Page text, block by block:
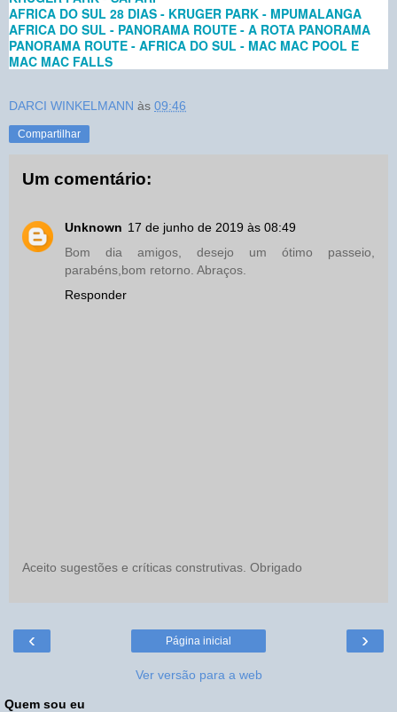
AFRICA DO SUL 28 DIAS - KRUGER PARK - MPUMALANGA
AFRICA DO SUL - PANORAMA ROUTE - A ROTA PANORAMA
PANORAMA ROUTE - AFRICA DO SUL - MAC MAC POOL E
MAC MAC FALLS
DARCI WINKELMANN às 09:46
Compartilhar
Um comentário:
Unknown 17 de junho de 2019 às 08:49
Bom dia amigos, desejo um ótimo passeio,
parabéns,bom retorno. Abraços.
Responder
Aceito sugestões e críticas construtivas. Obrigado
‹ ›
Página inicial
Ver versão para a web
Quem sou eu